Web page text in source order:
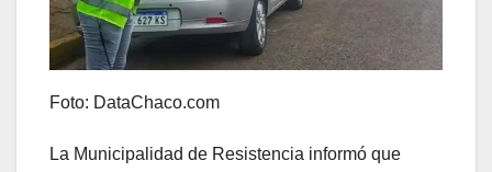
Foto: DataChaco.com
La Municipalidad de Resistencia informó que